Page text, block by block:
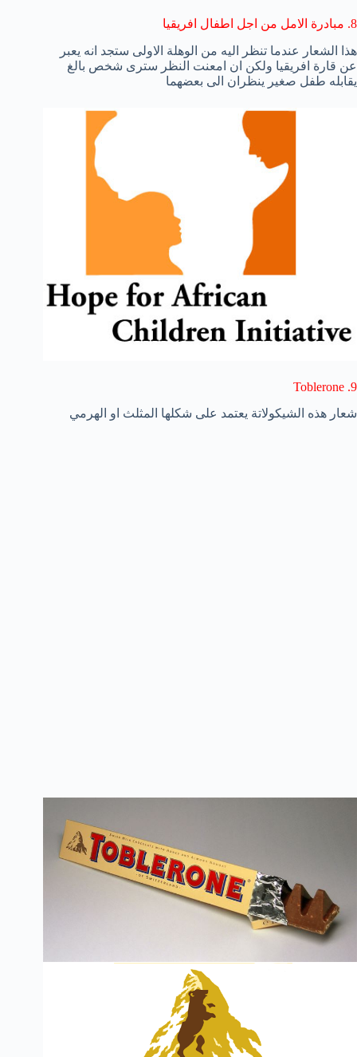
8. مبادرة الامل من اجل اطفال افريقيا
هذا الشعار عندما تنظر اليه من الوهلة الاولى ستجد انه يعبر
عن قارة افريقيا ولكن ان امعنت النظر سترى شخص بالغ
يقابله طفل صغير ينظران الى بعضهما
9. Toblerone
شعار هذه الشيكولاتة يعتمد على شكلها المثلث او الهرمي